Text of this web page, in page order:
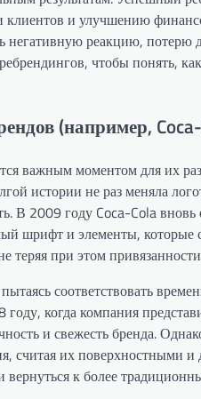
клиентов и улучшению
негативную реакцию, потерю
чтобы понять,
(например,
важным моментом для их
истории не раз меняла
В 2009 году Coca-Cola
шрифт и элементы, которые
при этом
соответствовать
когда компания
и свежесть бренда.
считая их поверхностными и
к более